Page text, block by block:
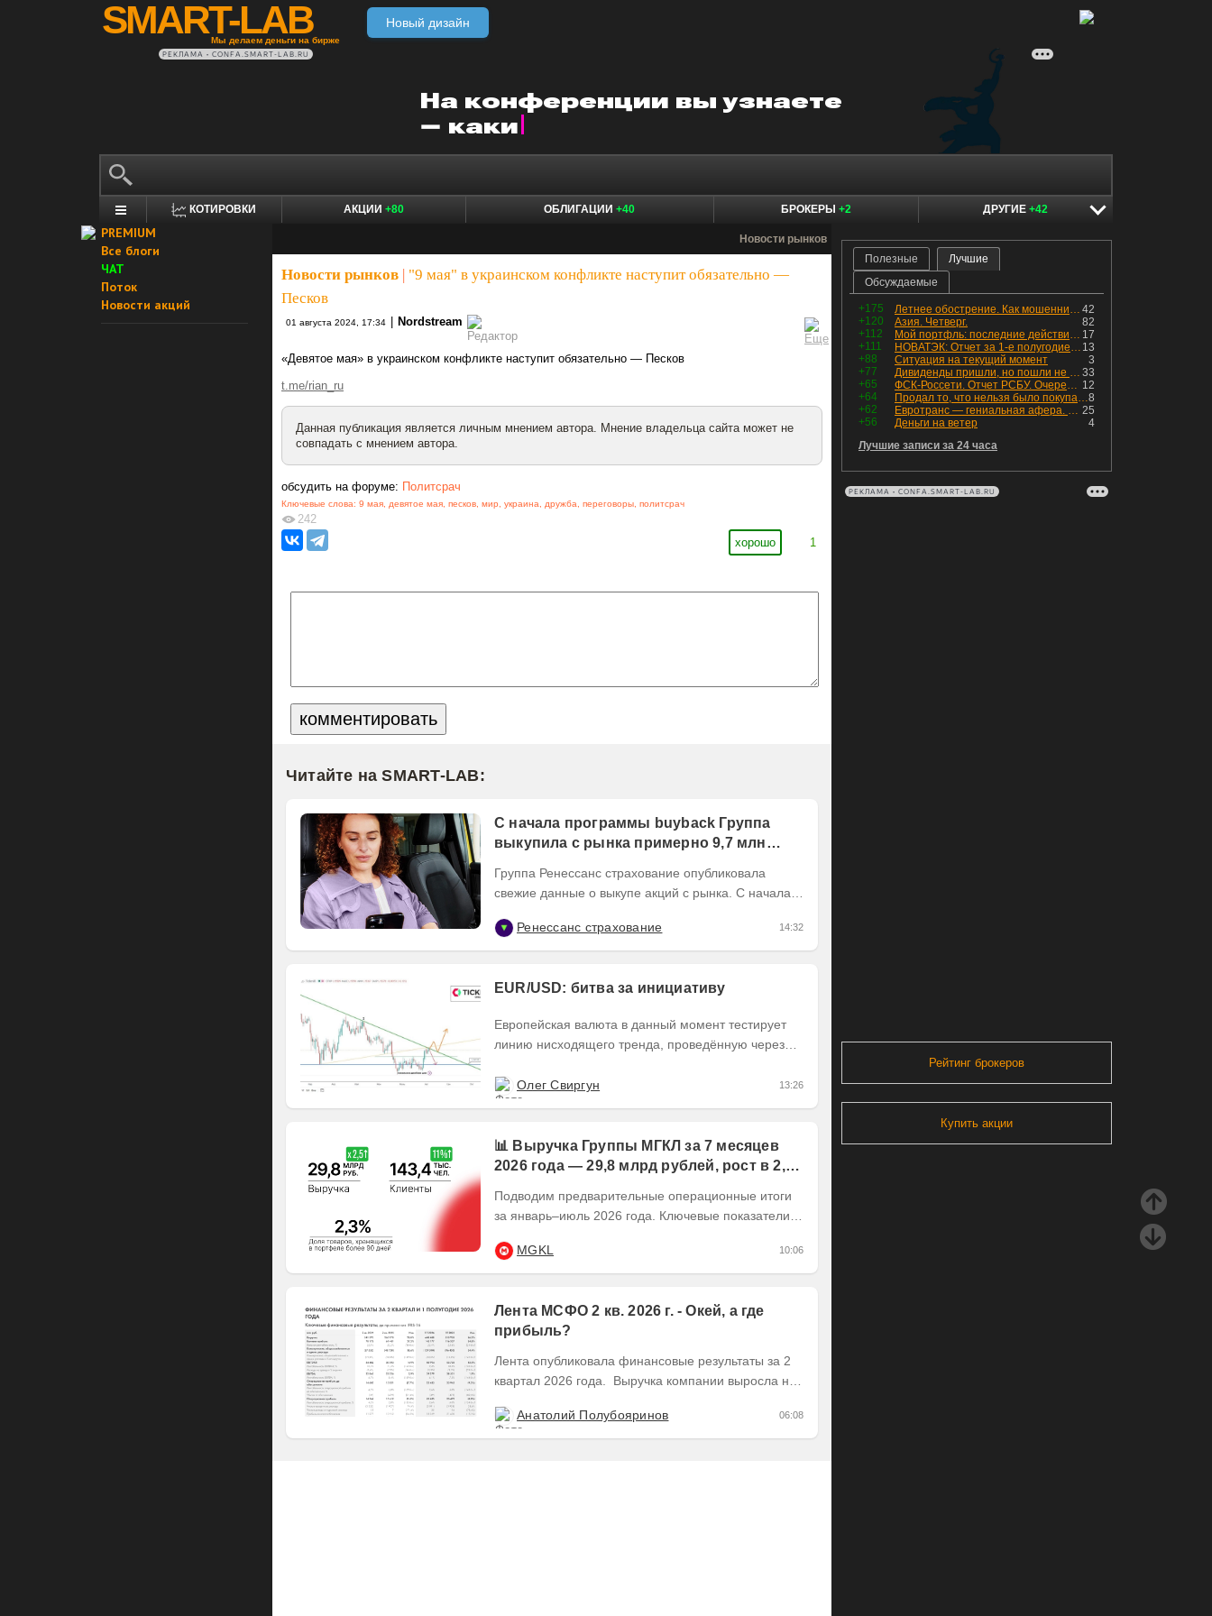
SMART-LAB
Мы делаем деньги на бирже
Новый дизайн
РЕКЛАМА • CONFA.SMART-LAB.RU
КОТИРОВКИ АКЦИИ +80 ОБЛИГАЦИИ +40 БРОКЕРЫ +2 ДРУГИЕ +42
PREMIUM
Все блоги
ЧАТ
Поток
Новости акций
Новости рынков
Новости рынков
"9 мая" в украинском конфликте наступит обязательно —
Песков
01 августа 2024, 17:34 Nordstream
«Девятое мая» в украинском конфликте наступит обязательно — Песков
t.me/rian_ru
Данная публикация является личным мнением автора. Мнение владельца сайта может не
совпадать с мнением автора.
обсудить на форуме: Политсрач
Ключевые слова: 9 мая, девятое мая, песков, мир, украина, дружба, переговоры, политсрач
242
хорошо
1
Читайте на SMART-LAB:
С начала программы buyback Группа
выкупила с рынка примерно 9,7 млн
Группа Ренессанс страхование опубликовала
свежие данные о выкупе акций с рынка. C начала
выкупила с...
Ренессанс страхование 14:32
EUR/USD: битва за инициативу
Европейская валюта в данный момент тестирует
линию нисходящего тренда, проведённую через
формированием...
Олег Свиргун 13:26
📊 Выручка Группы МГКЛ за 7 месяцев
2026 года — 29,8 млрд рублей, рост в 2,5
Подводим предварительные операционные итоги
за январь–июль 2026 года. Ключевые показатели:
MGKL
10:06
Лента МСФО 2 кв. 2026 г. - Окей, а где
прибыль?
Лента опубликовала финансовые результаты за 2
квартал 2026 года. Выручка компании выросла на
Анатолий Полубояринов
06:08
Полезные
Лучшие
Обсуждаемые
+175 42
Летнее обострение. Как мошенники пытаются подсунуть кнопку "БАБЛО" девушкам
+120
82
Азия. Четверг.
+112
17
Мой портфль: последние действия и текущая структура. Краткий комментарий по всем позициям
+111
13
НОВАТЭК: Отчет за 1-е полугодие 2026 - прибыль продолжает падать, но лучшее впереди, если не прилетит
+88
3
Ситуация на текущий момент
+77
33
Дивиденды пришли, но пошли не туда
+65
12
ФСК-Россети. Отчет РСБУ. Очередная допка - бомбовые новости в эфире
+64
8
Продал то, что нельзя было покупать. Изменения в портфеле
+62
25
Евротранс — гениальная афера. Собрал с инвесторов денег, выплатил дивидендов больше текущей капитализации и ушёл в дефолт
+56
4
Деньги на ветер
Лучшие записи за 24 часа
РЕКЛАМА • CONFA.SMART-LAB.RU
Рейтинг брокеров
Купить акции